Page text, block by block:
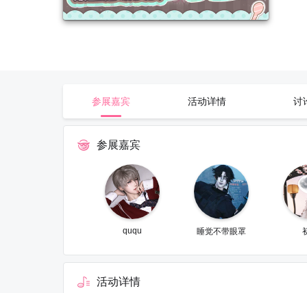
参展嘉宾 活动详情 讨
参展嘉宾
ququ 睡觉不带眼罩
活动详情